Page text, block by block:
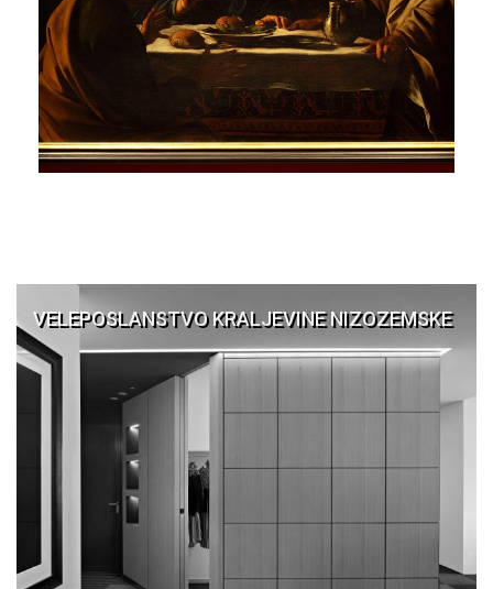
VELEPOSLANSTVO KRALJEVINE NIZOZEMSKE